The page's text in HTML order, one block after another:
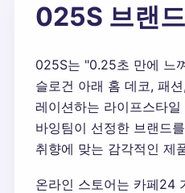
025S 브랜
025S는 "0.25초 만에 느
슬로건 아래 홈 데코, 패
레이션하는 라이프스타
바잉팀이 선정한 브랜드
취향에 맞는 감각적인 제
온라인 스토어는 카페24